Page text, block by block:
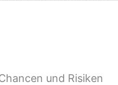
und Risiken